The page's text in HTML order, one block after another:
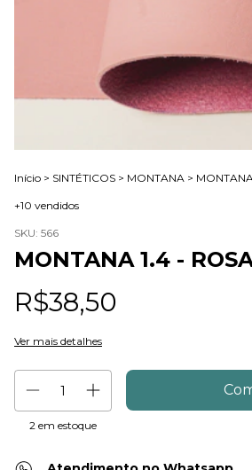
Início > SINTÉTICOS > MONTANA >
+10 vendidos
SKU: 566
MONTANA 1.4 -
R$38,50
Ver mais detalhes
2 em estoque